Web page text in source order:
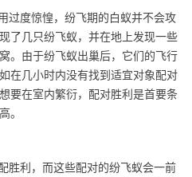
过度惊惶，纷飞期的白蚁并不会攻
了几只纷飞蚁，并在地上发现一些
。由于纷飞蚁出巢后，它们的飞行
在几小时内没有找到适宜对象配对
要在室内繁衍，配对胜利是首要条
。
胜利，而这些配对的纷飞蚁会一前